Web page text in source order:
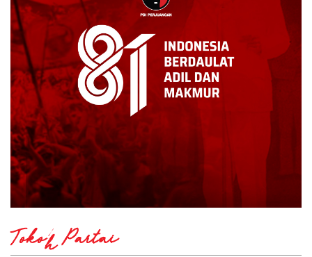
Tokoh Partai